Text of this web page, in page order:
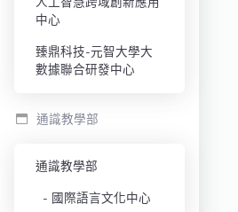
中心
臻鼎科技-元智大學大
數據聯合研發中心
通識教學部
通識教學部
國際語言文化中心